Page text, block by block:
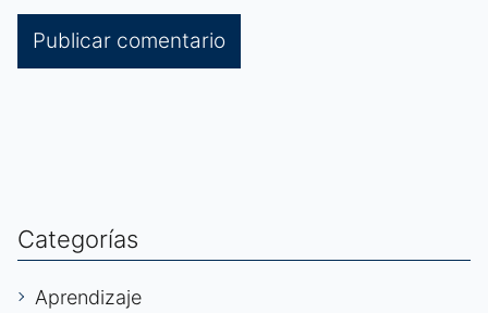
Categorías
Aprendizaje